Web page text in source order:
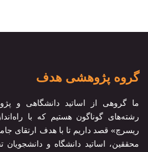
گروه پژوهشی هدف
ما گروهی از اساتید دانشگاهی و
رشته‌های گوناگون هستیم که با
ریسرچ» قصد داریم تا با هدف ارتقای
محققین، اساتید دانشگاه و دانشجویان